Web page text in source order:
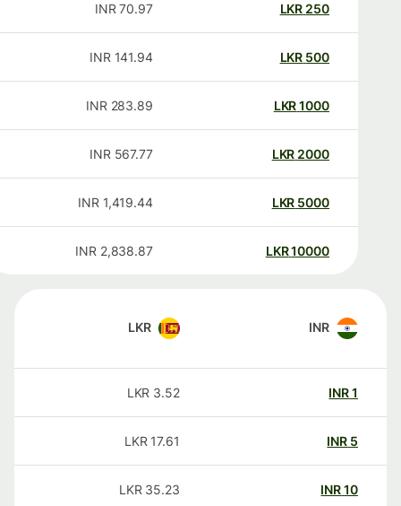
250
LKR
70.97
INR
500
LKR
141.94
INR
1000
LKR
283.89
INR
2000
LKR
567.77
INR
5000
LKR
1,419.44
INR
10000
LKR
2,838.87
INR
INR
LKR
INR
3.52
LKR
INR
17.61
LKR
INR
35.23
LKR